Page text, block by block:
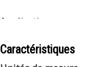
Applications :
Consultez le
votre
~
Caractéristiques